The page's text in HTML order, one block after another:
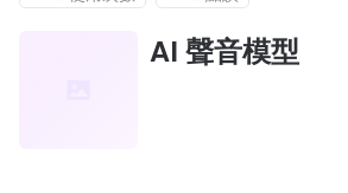
AI 聲音模型